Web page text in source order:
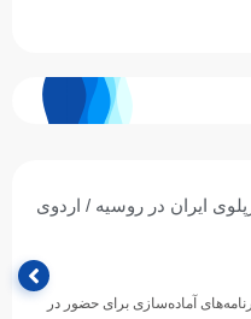
ایران در روسیه / اردوی
آماده‌سازی برای حضور در